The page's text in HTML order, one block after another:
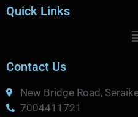
Quick Links
Contact Us
New Bridge Road,
7004411721